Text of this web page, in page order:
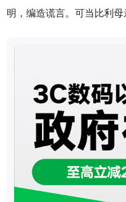
明，编造谎言。可当比利